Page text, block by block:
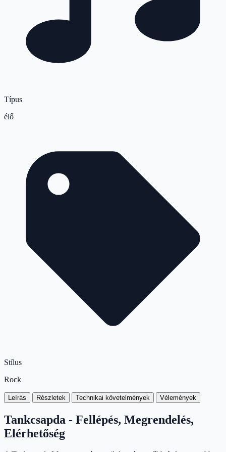
Típus
élő
Stílus
Rock
Leírás Részletek Technikai követelmények Vélemények
Tankcsapda - Fellépés, Megrendelés,
Elérhetőség